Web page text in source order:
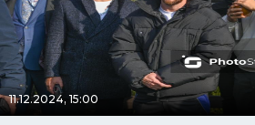
11.12.2024, 15:00